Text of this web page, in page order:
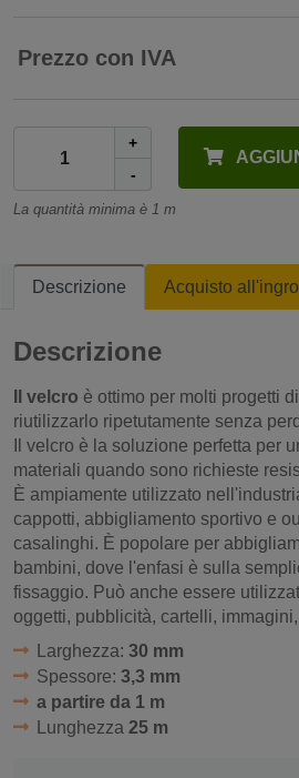
Prezzo con IVA
+
-
La quantità minima è 1 m
Descrizione Acquisto
Descrizione
Il velcro è ottimo per molti progetti
riutilizzarlo ripetutamente senza
Il velcro è la soluzione perfetta per
materiali quando sono richieste
È ampiamente utilizzato
cappotti, abbigliamento sportivo e
casalinghi. È popolare per
bambini, dove l'enfasi è sulla
fissaggio. Può anche essere
oggetti, pubblicità, cartelli,
Larghezza: 30 mm
Spessore: 3,3 mm
a partire da 1 m
Lunghezza 25 m